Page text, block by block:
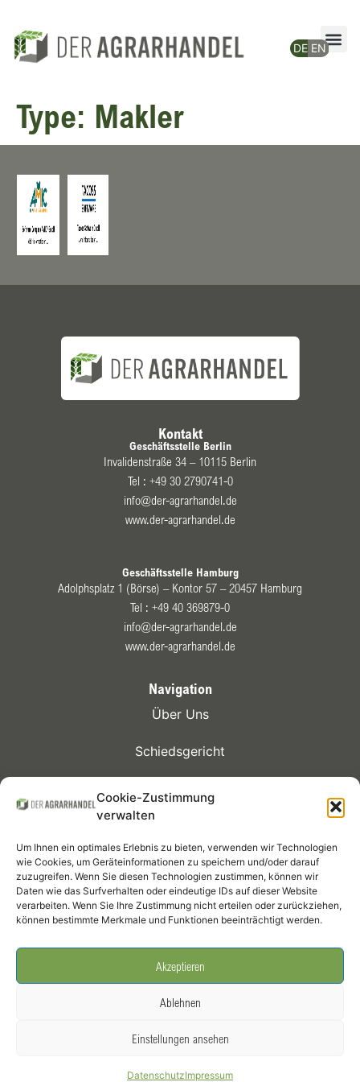
Cookie-Zustimmung
verwalten
Um Ihnen ein optimales Erlebnis zu bieten, verwenden wir Technologien
wie Cookies, um Geräteinformationen zu speichern und/oder darauf
zuzugreifen. Wenn Sie diesen Technologien zustimmen, können wir
Daten wie das Surfverhalten oder eindeutige IDs auf dieser Website
verarbeiten. Wenn Sie Ihre Zustimmung nicht erteilen oder zurückziehen,
können bestimmte Merkmale und Funktionen beeinträchtigt werden.
Akzeptieren
Ablehnen
Einstellungen ansehen
DatenschutzImpressum
Type: Makler
Kontakt
Geschäftsstelle Berlin
Invalidenstraße 34 – 10115 Berlin
Tel : +49 30 2790741-0
info@der-agrarhandel.de
www.der-agrarhandel.de
Geschäftsstelle Hamburg
Adolphsplatz 1 (Börse) – Kontor 57 – 20457 Hamburg
Tel : +49 40 369879-0
info@der-agrarhandel.de
www.der-agrarhandel.de
Navigation
Über Uns
Schiedsgericht
Mitglieder
Termine
Infothek
Social Media